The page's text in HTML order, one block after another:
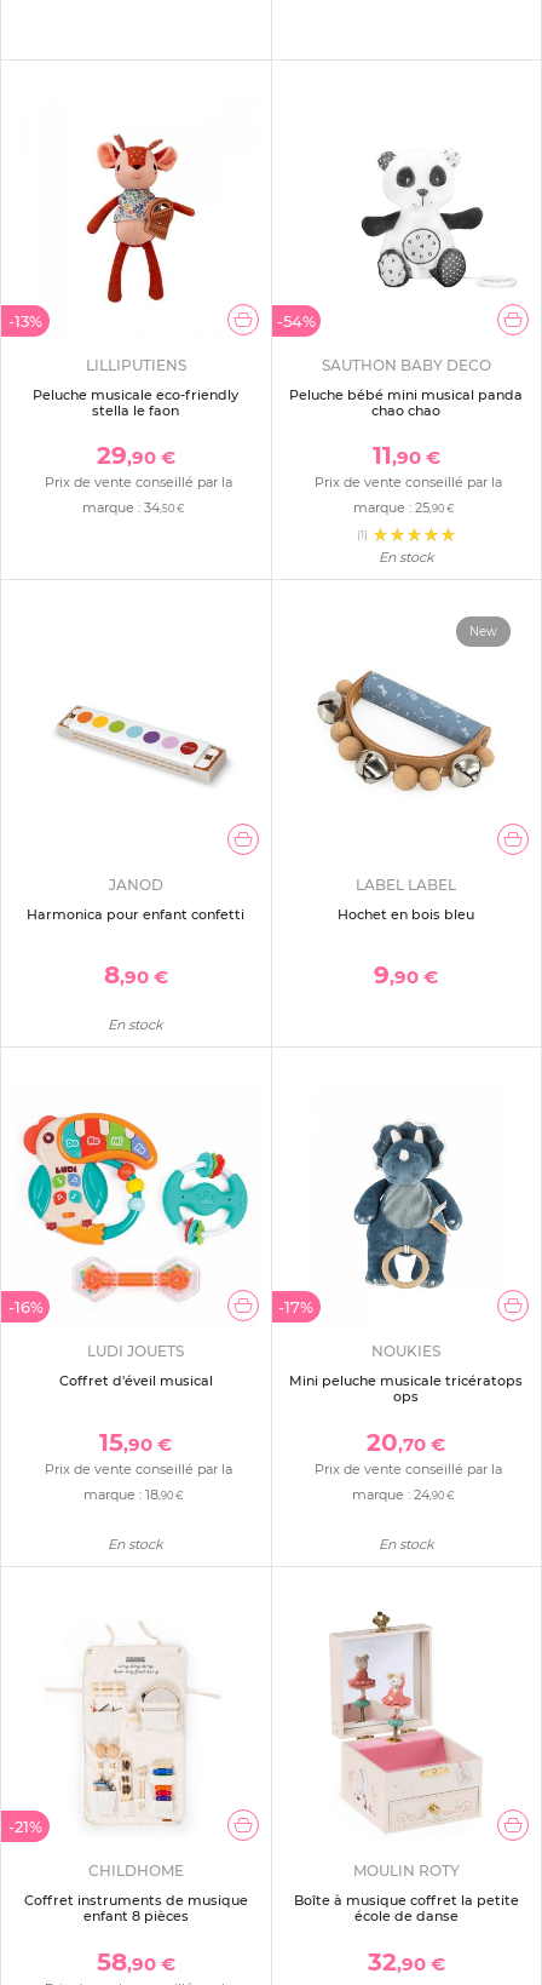
-13%
LILLIPUTIENS
Peluche musicale eco-friendly
stella le faon
29,90 €
Prix de vente conseillé par la
marque : 34,50 €
-54%
SAUTHON BABY DECO
Peluche bébé mini musical panda
chao chao
11,90 €
Prix de vente conseillé par la
marque : 25,90 €
(1)
En stock
JANOD
Harmonica pour enfant confetti
8,90 €
En stock
New
LABEL LABEL
Hochet en bois bleu
9,90 €
-16%
LUDI JOUETS
Coffret d'éveil musical
15,90 €
Prix de vente conseillé par la
marque : 18,90 €
En stock
-17%
NOUKIES
Mini peluche musicale tricératops
ops
20,70 €
Prix de vente conseillé par la
marque :24 ,90 €
En stock
-21%
CHILDHOME
Coffret instruments de musique
enfant 8 pièces
58,90 €
MOULIN ROTY
Boîte à musique coffret la petite
école de danse
32,90 €